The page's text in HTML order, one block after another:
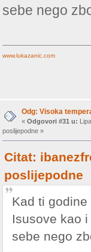
sebe nego
www.lukazanic.com
Odg: Visoka
« Odgovori #31 u:
poslijepodne »
Citat:
poslijepodne
Kad ti
Isusove kao
sebe nego